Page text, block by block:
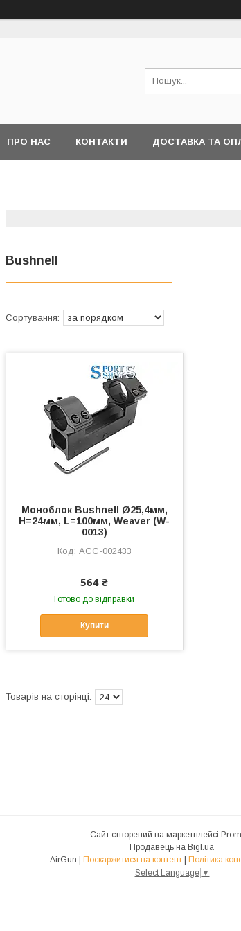
ПРО НАС КОНТАКТИ ДОСТАВКА ТА
Bushnell
Моноблок Bushnell Ø25,4мм,
Н=24мм, L=100мм, Weaver (W-
0013)
ACC-002433
564 ₴
Готово до відправки
Купити
Сайт створений на маркетплейсі
Продавець на Bigl.ua
AirGun | Поскаржитися на контент | Політика
Select Language ▼